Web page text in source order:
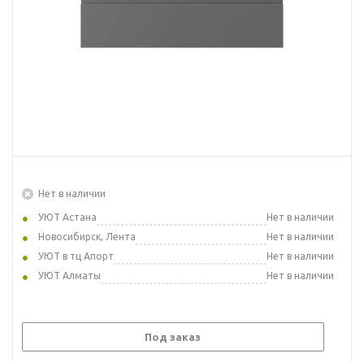
Нет в наличии
УЮТ Астана
Нет в наличии
Новосибирск, Лента
Нет в наличии
УЮТ в тц Апорт
Нет в наличии
УЮТ Алматы
Нет в наличии
Под заказ